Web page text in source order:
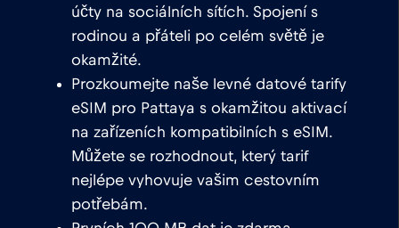
účty na sociálních sítích. Spojení s
rodinou a přáteli po celém světě je
okamžité.
Prozkoumejte naše levné datové tarify
eSIM pro Pattaya s okamžitou aktivací
na zařízeních kompatibilních s eSIM.
Můžete se rozhodnout, který tarif
nejlépe vyhovuje vašim cestovním
potřebám.